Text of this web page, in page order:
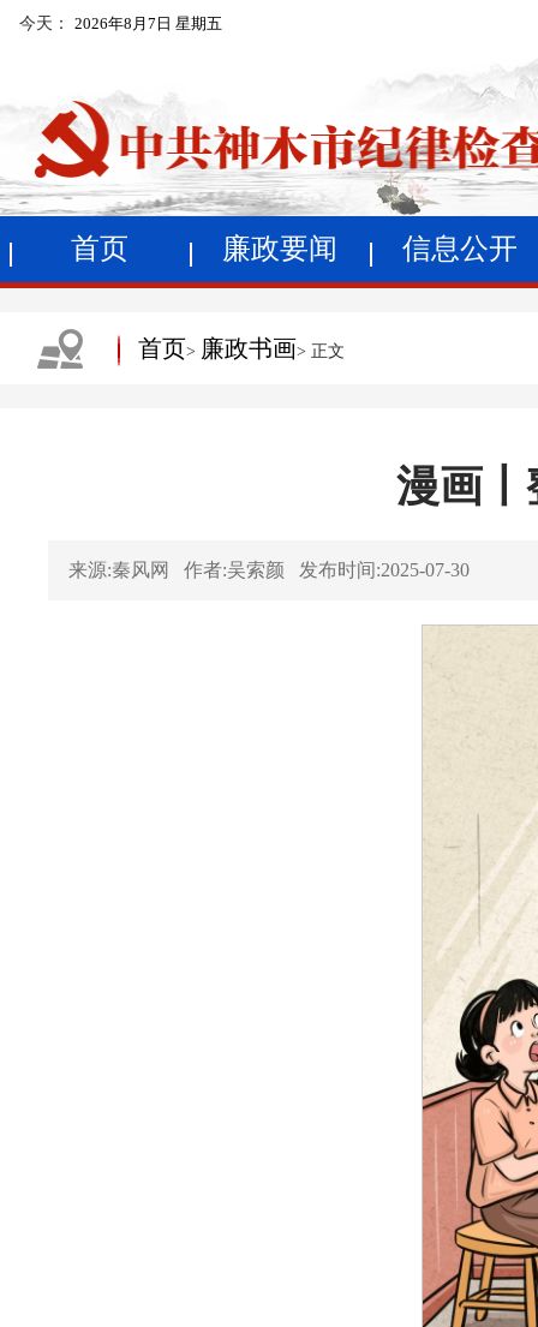
今天： 2026年8月7日 星期五
首页 廉政要闻 信息公开
首页> 廉政书画> 正文
漫画丨
来源:秦风网 作者:吴索颜 发布时间:2025-07-30